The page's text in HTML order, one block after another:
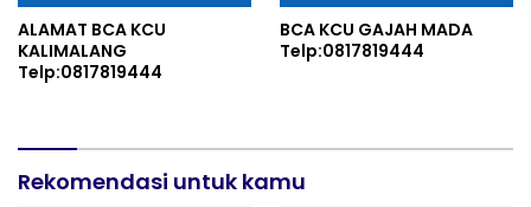
ALAMAT BCA KCU
KALIMALANG
Telp:0817819444
BCA KCU GAJAH MADA
Telp:0817819444
Rekomendasi untuk kamu